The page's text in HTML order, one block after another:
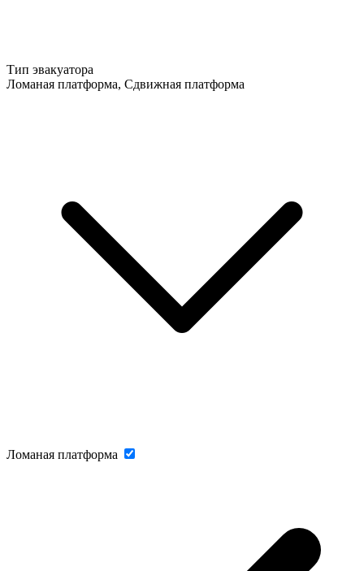
Тип эвакуатора
Ломаная платформа, Сдвижная платформа
Ломаная платформа